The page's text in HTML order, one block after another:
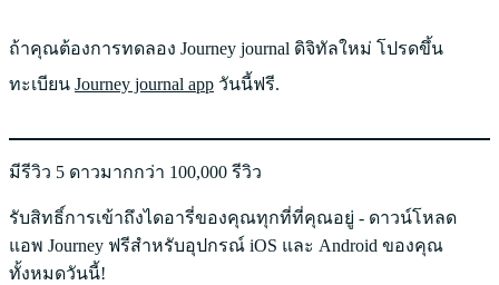
ถ้าคุณต้องการทดลอง Journey journal ดิจิทัลใหม่ โปรดขึ้น
ทะเบียน Journey journal app วันนี้ฟรี.
มีรีวิว 5 ดาวมากกว่า 100,000 รีวิว
รับสิทธิ์การเข้าถึงไดอารี่ของคุณทุกที่ที่คุณอยู่ - ดาวน์โหลด
แอพ Journey ฟรีสำหรับอุปกรณ์ iOS และ Android ของคุณ
ทั้งหมดวันนี้!